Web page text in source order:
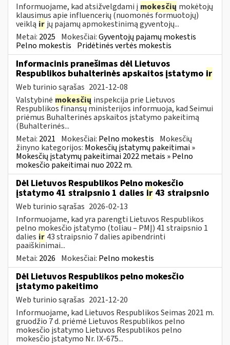
Informuojame, kad atsižvelgdami į mokesčių mokėtojų
klausimus apie influencerių (nuomonės formuotojų)
veiklą ir jų pajamų apmokestinimą gyventojų...
Metai: 2025 Mokesčiai:Gyventojų pajamų mokestis
Pelno mokestis Pridėtinės vertės mokestis
Informacinis pranešimas dėl Lietuvos
Respublikos buhalterinės apskaitos įstatymo ir
Web turinio sąrašas 2021-12-08
Valstybinė mokesčių inspekcija prie Lietuvos
Respublikos finansų ministerijos informuoja, kad Seimui
priėmus Buhalterinės apskaitos įstatymo pakeitimą
(Buhalterinės...
Metai: 2021 Mokesčiai: Pelno mokestis Mokesčių
žinyno kategorijos: Mokesčių įstatymų pakeitimai »
Mokesčių įstatymų pakeitimai 2022 metais » Pelno
mokesčio pakeitimai nuo 2022 m.
Dėl Lietuvos Respublikos Pelno mokesčio
įstatymo 41 straipsnio 1 dalies ir 43 straipsnio
Web turinio sąrašas 2026-02-13
Informuojame, kad yra parengti Lietuvos Respublikos
pelno mokesčio įstatymo (toliau – PMĮ) 41 straipsnio 1
dalies ir 43 straipsnio 7 dalies apibendrinti
paaiškinimai...
Metai: 2026 Mokesčiai: Pelno mokestis
Dėl Lietuvos Respublikos pelno mokesčio
įstatymo pakeitimo
Web turinio sąrašas 2021-12-20
Informuojame, kad Lietuvos Respublikos Seimas 2021 m.
gruodžio 7 d. priėmė Lietuvos Respublikos pelno
mokesčio įstatymo Lietuvos Respublikos pelno
mokesčio įstatymo Nr. IX-675...